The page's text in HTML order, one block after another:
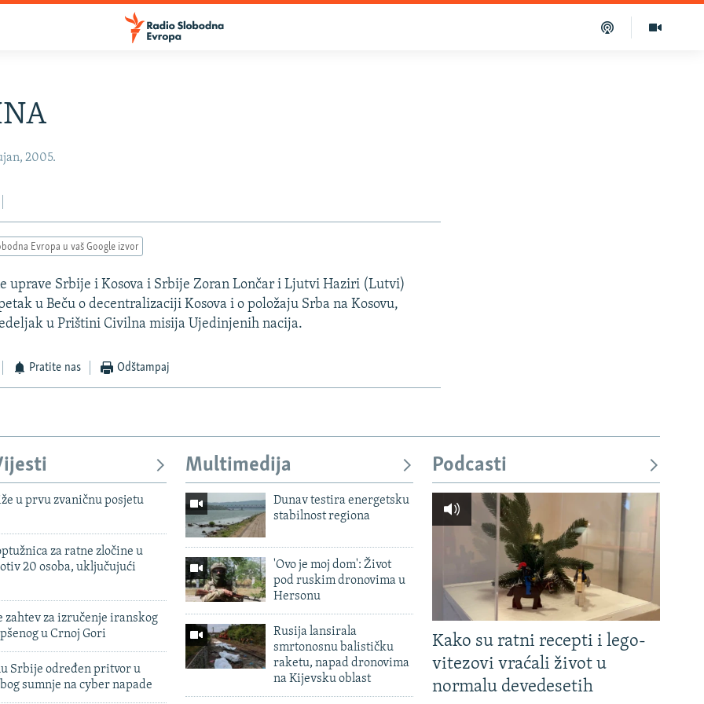
2005.
Evropa u vaš Google izvor
uprave Srbije i Kosova i Srbije Zoran Lončar i Ljutvi Haziri (Lutvi)
u Beču o decentralizaciji Kosova i o položaju Srba na Kosovu,
u Prištini Civilna misija Ujedinjenih nacija.
Pratite nas Odštampaj
u prvu zvaničnu posjetu
za ratne zločine u
20 osoba, uključujući
zahtev za izručenje iranskog
u Crnoj Gori
Srbije određen pritvor u
sumnje na cyber napade
Multimedija
Dunav testira energetsku
stabilnost regiona
'Ovo je moj dom': Život
pod ruskim dronovima u
Hersonu
Rusija lansirala
smrtonosnu balističku
raketu, napad dronovima
na Kijevsku oblast
Podcasti
Kako su ratni recepti i lego-
vitezovi vraćali život u
normalu devedesetih